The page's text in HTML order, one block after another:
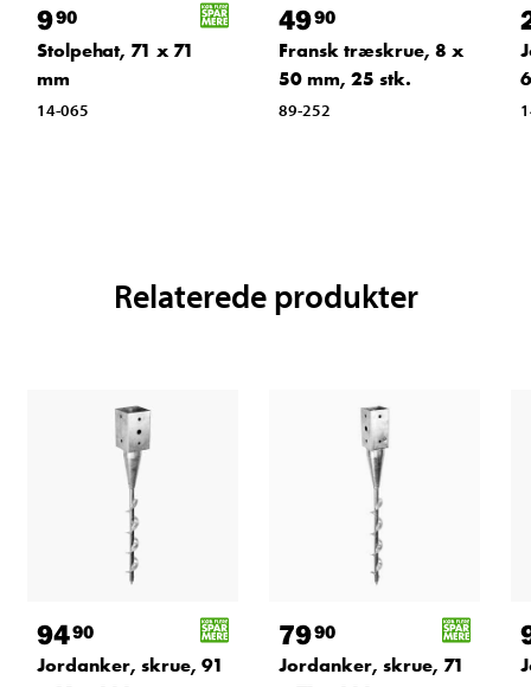
990
Stolpehat, 71 x 71
mm
14-065
4990
Fransk træskrue, 8 x
50 mm, 25 stk.
89-252
Relaterede produkter
9490
Jordanker, skrue, 91
7990
Jordanker, skrue, 71